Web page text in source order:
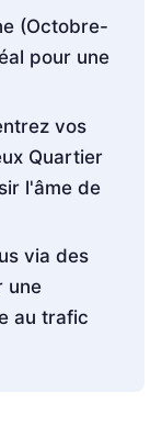
(Octobre-
pour une
vos
Quartier
l'âme de
via des
une
au trafic